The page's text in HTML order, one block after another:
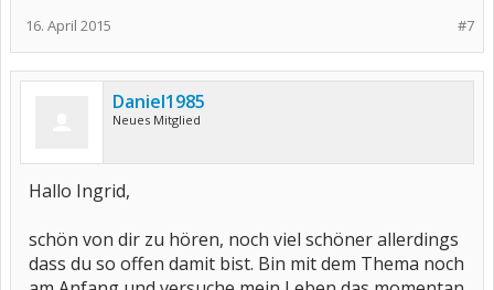
#7
16. April 2015
Daniel1985
Neues Mitglied
Hallo Ingrid,
schön von dir zu hören, noch viel schöner allerdings
dass du so offen damit bist. Bin mit dem Thema noch